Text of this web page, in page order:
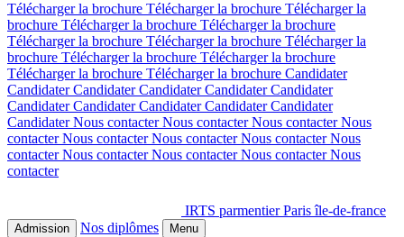
Télécharger la brochure Télécharger la brochure Télécharger la
brochure Télécharger la brochure Télécharger la brochure
Télécharger la brochure Télécharger la brochure Télécharger la
brochure Télécharger la brochure Télécharger la brochure
Télécharger la brochure Télécharger la brochure Candidater
CandidaterCandidaterCandidaterCandidaterCandidater
CandidaterCandidaterCandidaterCandidaterCandidater
CandidaterNous contacterNous contacterNous contacterNous
contacterNous contacterNous contacterNous contacterNous
contacterNous contacterNous contacterNous contacterNous
contacter
IRTS parmentier Paris île-de-france
Admission Nos diplômes Menu